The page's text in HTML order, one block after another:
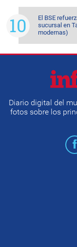
El BSE
sucursal en
modernas)
Diario digital del
fotos sobre los